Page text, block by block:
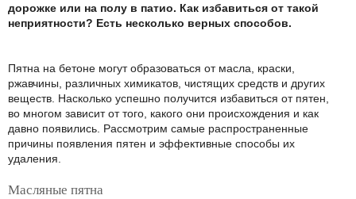
дорожке или на полу в патио. Как избавиться от такой
неприятности? Есть несколько верных способов.
Пятна на бетоне могут образоваться от масла, краски,
ржавчины, различных химикатов, чистящих средств и других
веществ. Насколько успешно получится избавиться от пятен,
во многом зависит от того, какого они происхождения и как
давно появились. Рассмотрим самые распространенные
причины появления пятен и эффективные способы их
удаления.
Масляные пятна